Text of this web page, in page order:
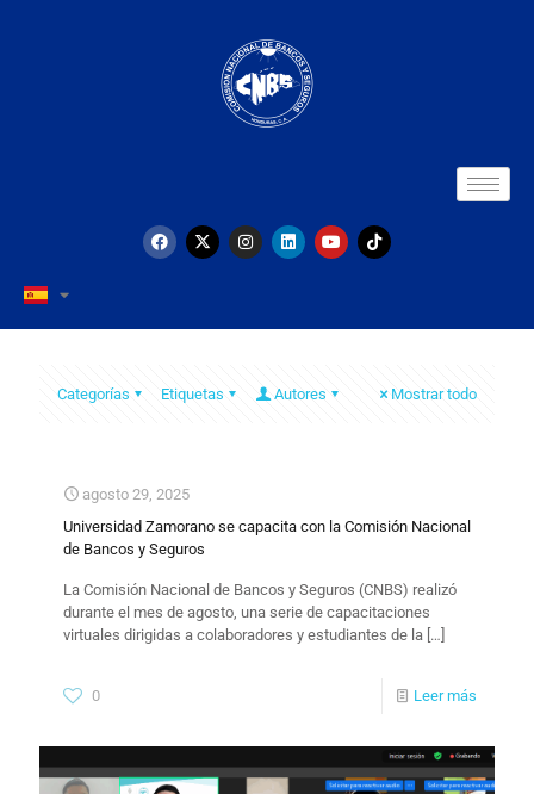
Categorías Etiquetas Autores Mostrar todo
agosto 29, 2025
Universidad Zamorano se capacita con la Comisión Nacional
de Bancos y Seguros
La Comisión Nacional de Bancos y Seguros (CNBS) realizó
durante el mes de agosto, una serie de capacitaciones
virtuales dirigidas a colaboradores y estudiantes de la […]
0 Leer más